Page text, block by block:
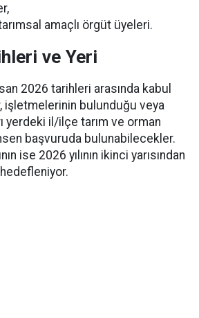
amaçlı örgüt üyeleri.
ve Yeri
2026 tarihleri arasında kabul
işletmelerinin bulunduğu veya
yerdeki il/ilçe tarım ve orman
başvuruda bulunabilecekler.
ise 2026 yılının ikinci yarısından